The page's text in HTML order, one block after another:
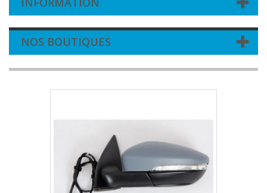
NOS BOUTIQUES